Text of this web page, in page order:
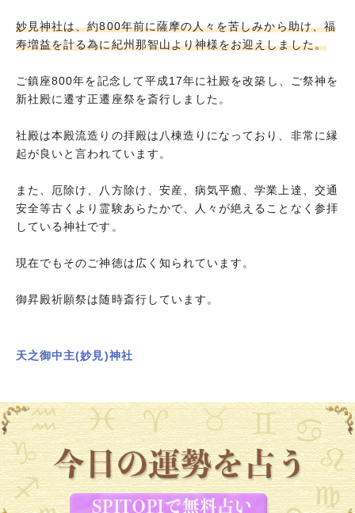
妙見神社は、約800年前に薩摩の人々を苦しみから助け、福
寿増益を計る為に紀州那智山より神様をお迎えしました。
ご鎮座800年を記念して平成17年に社殿を改築し、ご祭神を
新社殿に遷す正遷座祭を斎行しました。
社殿は本殿流造りの拝殿は八棟造りになっており、非常に縁
起が良いと言われています。
また、厄除け、八方除け、安産、病気平癒、学業上達、交通
安全等古くより霊験あらたかで、人々が絶えることなく参拝
している神社です。
現在でもそのご神徳は広く知られています。
御昇殿祈願祭は随時斎行しています。
天之御中主(妙見)神社